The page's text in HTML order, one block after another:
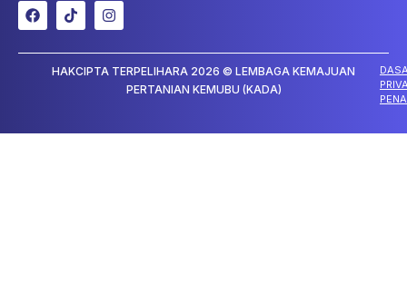
HAKCIPTA TERPELIHARA 2026 © LEMBAGA KEMAJUAN
PERTANIAN KEMUBU (KADA)